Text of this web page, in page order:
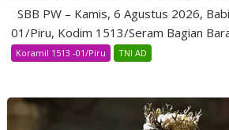
SBB PW – Kamis, 6 Agustus 2026,
01/Piru, Kodim 1513/Seram Bagian
Koramil 1513 -01/Piru TNI AD